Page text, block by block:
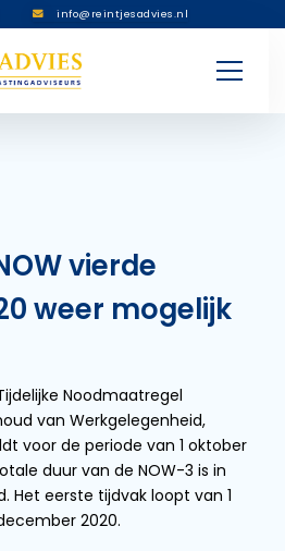
info@reintjesadvies.nl
vierde
weer mogelijk
Noodmaatregel
van Werkgelegenheid,
voor de periode van 1 oktober
duur van de NOW-3 is in
Het eerste tijdvak loopt van 1
2020.